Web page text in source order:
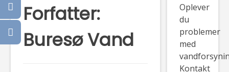
Forfatter:
Buresø Vand
Oplever
du
problemer
med
Kontakt